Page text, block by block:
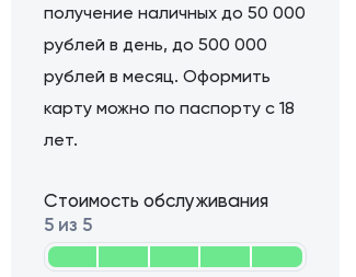
получение наличных до 50 000
рублей в день, до 500 000
рублей в месяц. Оформить
карту можно по паспорту с 18
лет.
Стоимость обслуживания
5 из 5